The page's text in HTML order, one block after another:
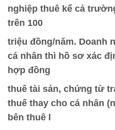
nghiệp thuê kể cả
trên 100
triệu đồng/năm. Doanh
cá nhân thì hồ sơ xác
hợp đồng
thuê tài sản, chứng từ
thuế thay cho cá nhân
bên thuê l